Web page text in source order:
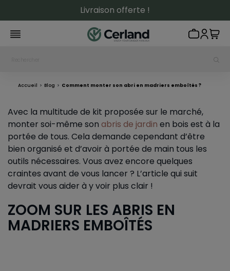
Livraison offerte !
Accueil Blog Comment monter son abri en madriers emboîtés ?
Avec la multitude de kit proposée sur le marché,
monter soi-même son abris de jardin en bois est à la
portée de tous. Cela demande cependant d’être
bien organisé et d’avoir à portée de main tous les
outils nécessaires. Vous avez encore quelques
craintes avant de vous lancer ? L’article qui suit
devrait vous aider à y voir plus clair !
ZOOM SUR LES ABRIS EN
MADRIERS EMBOÎTÉS